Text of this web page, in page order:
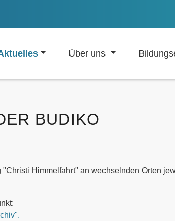
Über uns
BUDIKO
Himmelfahrt" an wechselnden Orten